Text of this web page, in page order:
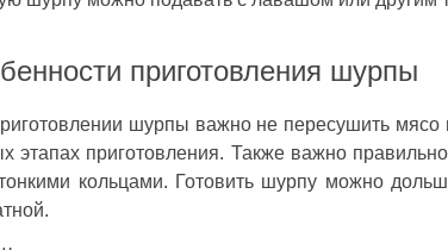
приготовления шурпы
шурпы важно не пересушить мясо
этапах приготовления. Также важно
кольцами. Готовить шурпу можно